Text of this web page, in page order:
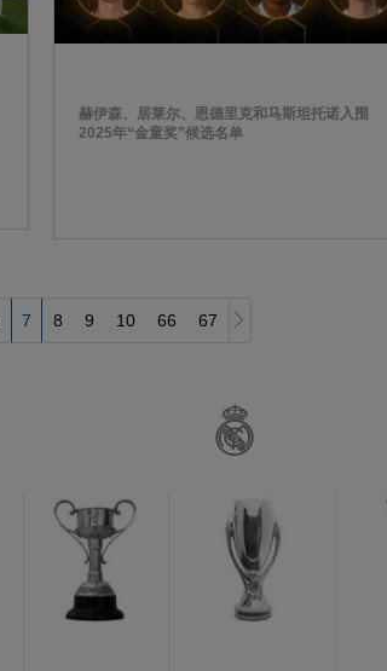
赫伊森、居莱尔、恩德里克和马斯坦托诺入围
2025年“金童奖”候选名单
7 8 9 10 66 67